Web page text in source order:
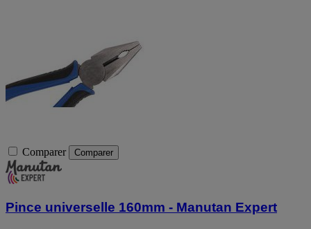
Comparer Comparer
Pince universelle 160mm - Manutan Expert